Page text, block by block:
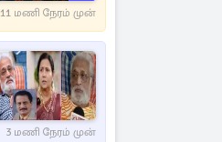
11 மணி நேரம் முன்
3 மணி நேரம் முன்